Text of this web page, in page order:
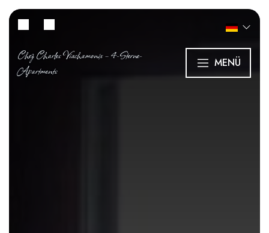
Chez Charles Viachamonix – 4-Sterne-
Apartments
MENÜ